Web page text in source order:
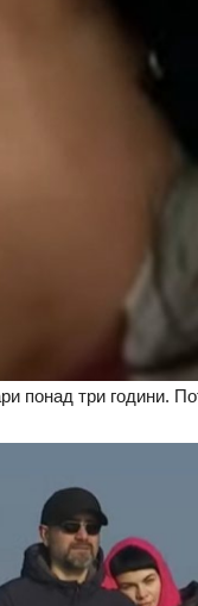
понад три години.